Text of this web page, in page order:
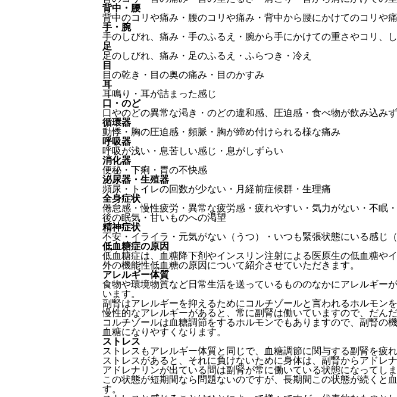
背中・腰
背中のコリや痛み・腰のコリや痛み・背中から腰にかけてのコリや
手・腕
手のしびれ、痛み・手のふるえ・腕から手にかけての重さやコリ、
足
足のしびれ、痛み・足のふるえ・ふらつき・冷え
目
目の乾き・目の奥の痛み・目のかすみ
耳
耳鳴り・耳が詰まった感じ
口・のど
口やのどの異常な渇き・のどの違和感、圧迫感・食べ物が飲み込み
循環器
動悸・胸の圧迫感・頻脈・胸が締め付けられる様な痛み
呼吸器
呼吸が浅い・息苦しい感じ・息がしずらい
消化器
便秘・下痢・胃の不快感
泌尿器・生殖器
頻尿・トイレの回数が少ない・月経前症候群・生理痛
全身症状
倦怠感・慢性疲労・異常な疲労感・疲れやすい・気力がない・不眠
後の眠気・甘いものへの渇望
精神症状
不安・イライラ・元気がない（うつ）・いつも緊張状態にいる感じ
低血糖症の原因
低血糖症は、血糖降下剤やインスリン注射による医原生の低血糖や
外の機能性低血糖の原因について紹介させていただきます。
アレルギー体質
食物や環境物質など日常生活を送っているもののなかにアレルギー
います。
副腎はアレルギーを抑えるためにコルチゾールと言われるホルモン
慢性的なアレルギーがあると、常に副腎は働いていますので、だん
コルチゾールは血糖調節をするホルモンでもありますので、副腎
血糖になりやすくなります。
ストレス
ストレスもアレルギー体質と同じで、血糖調節に関与する副腎を疲
ストレスがあると、それに負けないために身体は、副腎からアドレ
アドレナリンが出ている間は副腎が常に働いている状態になってし
この状態が短期間なら問題ないのですが、長期間この状態が続くと
す。